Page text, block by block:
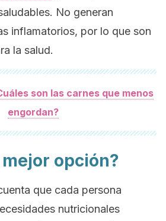
No generan
inflamatorios, por lo que son
la salud.
son las carnes que menos
engordan?
opción?
que cada persona
nutricionales